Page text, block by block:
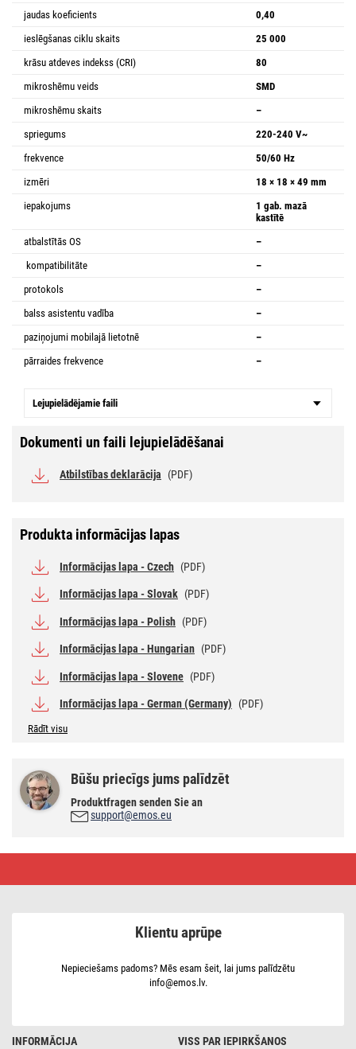
jaudas koeficients
0,40
ieslēgšanas ciklu skaits
25 000
krāsu atdeves indekss (CRI)
80
mikroshēmu veids
SMD
mikroshēmu skaits
–
spriegums
220-240 V~
frekvence
50/60 Hz
izmēri
18 × 18 × 49 mm
iepakojums
1 gab. mazā
kastītē
atbalstītās OS
–
kompatibilitāte
–
protokols
–
balss asistentu vadība
–
paziņojumi mobilajā lietotnē
–
pārraides frekvence
–
Lejupielādējamie faili
Dokumenti un faili lejupielādēšanai
Atbilstības deklarācija (PDF)
Produkta informācijas lapas
Informācijas lapa - Czech (PDF)
Informācijas lapa - Slovak (PDF)
Informācijas lapa - Polish (PDF)
Informācijas lapa - Hungarian (PDF)
Informācijas lapa - Slovene (PDF)
Informācijas lapa - German (Germany) (PDF)
Rādīt visu
Būšu priecīgs jums palīdzēt
Produktfragen senden Sie an
support@emos.eu
AukstsINFORMĀCIJA VISS PAR IEPIRKŠANOS
Klientu aprūpe
Nepieciešams padoms? Mēs esam šeit, lai jums palīdzētu
info@emos.lv.